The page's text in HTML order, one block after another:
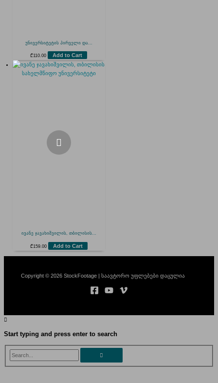
უნივერსიტეტის პირველი და...
₾110.00 Add to Cart
ივანე ჯავახიშვილის, თბილისის...
₾ 159.00 Add to Cart
Copyright © 2026 StockFootage | საავტორო უფლებები დაცულია
Start typing and press enter to search
Search...